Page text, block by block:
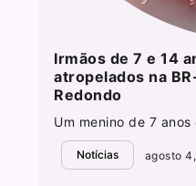
Irmãos de 7 e 14
atropelados na
Redondo
Um menino de 7
Notícias agosto